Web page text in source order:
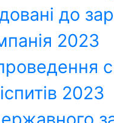
до
2023
2023